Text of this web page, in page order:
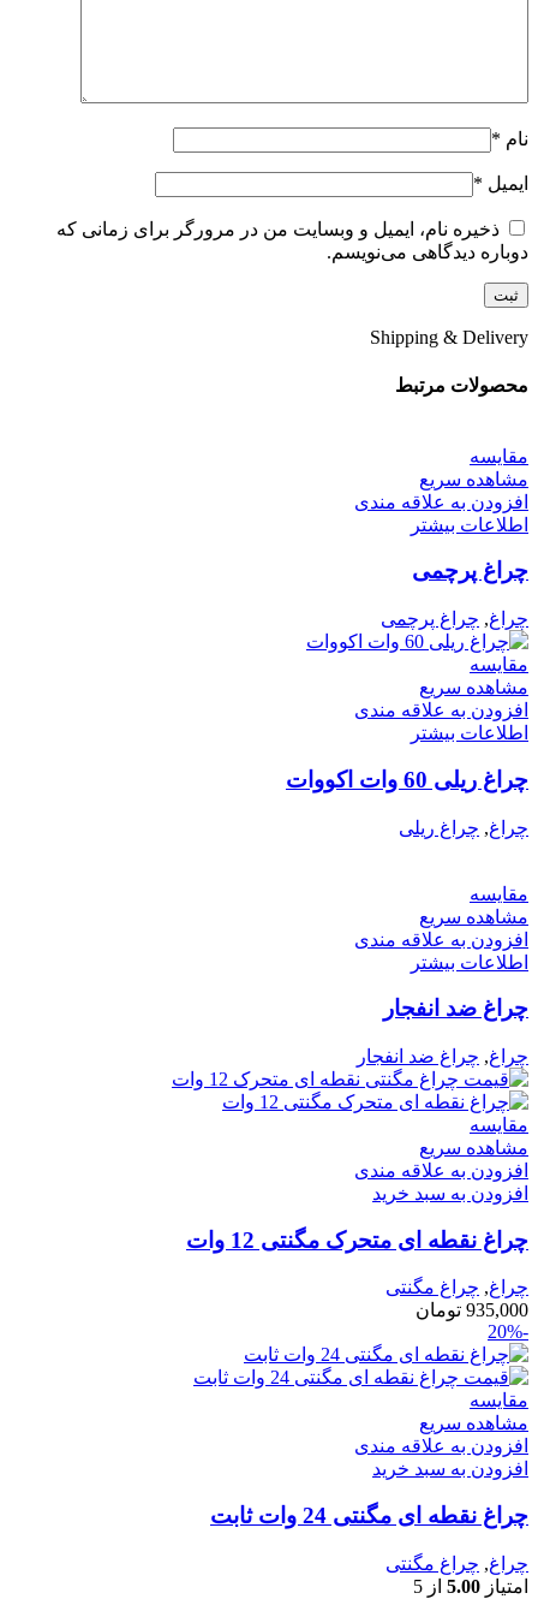
نام *
ایمیل *
ذخیره نام، ایمیل و وبسایت من در مرورگر برای زمانی که
دوباره دیدگاهی می‌نویسم.
Shipping & Delivery
محصولات مرتبط
مقایسه
مشاهده سریع
افزودن به علاقه مندی
اطلاعات بیشتر
چراغ پرچمی
چراغ, چراغ پرچمی
مقایسه
مشاهده سریع
افزودن به علاقه مندی
اطلاعات بیشتر
چراغ ریلی 60 وات اکووات
چراغ, چراغ ریلی
مقایسه
مشاهده سریع
افزودن به علاقه مندی
اطلاعات بیشتر
چراغ ضد انفجار
چراغ, چراغ ضد انفجار
مقایسه
مشاهده سریع
افزودن به علاقه مندی
افزودن به سبد خرید
چراغ نقطه ای متحرک مگنتی 12 وات
چراغ, چراغ مگنتی
935,000 تومان
-20%
مقایسه
مشاهده سریع
افزودن به علاقه مندی
افزودن به سبد خرید
چراغ نقطه ای مگنتی 24 وات ثابت
چراغ, چراغ مگنتی
امتیاز 5.00 از 5